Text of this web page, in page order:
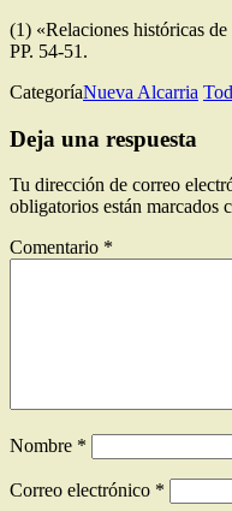
(1) «Relaciones históricas
PP. 54‑51.
CategoríaNueva Alcarria
Deja una respuesta
Tu dirección de correo
obligatorios están marcados
Comentario *
Nombre *
Correo electrónico *